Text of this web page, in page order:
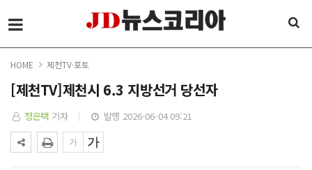
HOME 제천TV·포토
[제천TV]제천시 6.3 지방선거 당선자
정은택 기자 발행 2026-06-04 09:21